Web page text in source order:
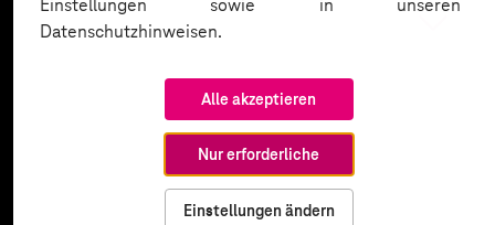
Datenschutzhinweisen.
Alle akzeptieren
Nur erforderliche
Einstellungen ändern